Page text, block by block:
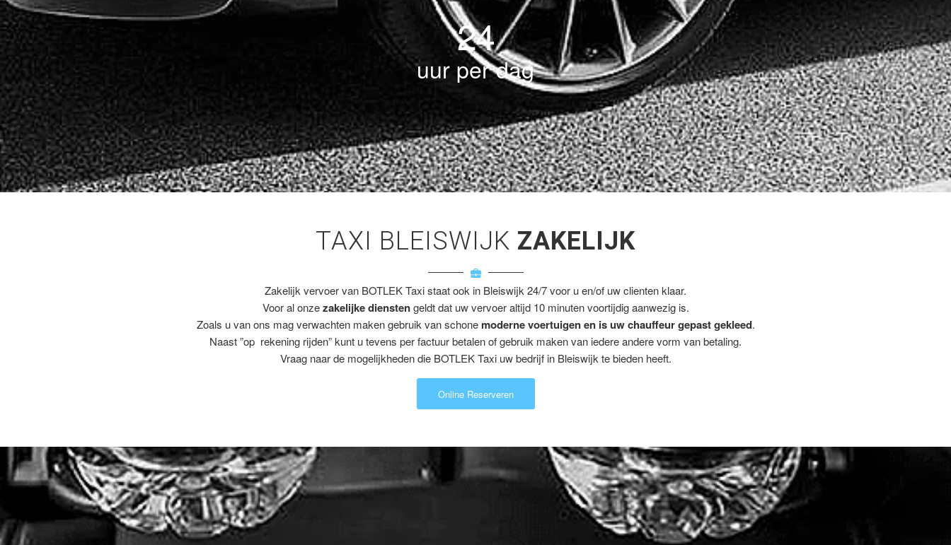
24
uur per dag
TAXI BLEISWIJK ZAKELIJK
Zakelijk vervoer van BOTLEK Taxi staat ook in Bleiswijk 24/7 voor u en/of uw clienten klaar.
Voor al onzezakelijke dienstengeldt dat uw vervoer altijd 10 minuten voortijdig aanwezig is.
Zoals u van ons mag verwachten maken gebruik van schone moderne voertuigen en is uw chauffeur gepast gekleed.
Naast ”op rekening rijden” kunt u tevens per factuur betalen of gebruik maken van iedere andere vorm van betaling.
Vraag naar de mogelijkheden die BOTLEK Taxi uw bedrijf in Bleiswijk te bieden heeft.
Online Reserveren